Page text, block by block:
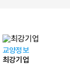
교양정보
최강기업